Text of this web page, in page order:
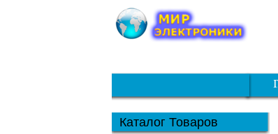
Каталог Товаров